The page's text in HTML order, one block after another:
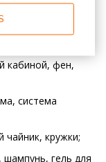
кроватью
кабиной, фен,
система
чайник, кружки;
гель для